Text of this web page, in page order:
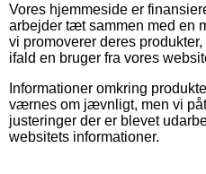
Vores hjemmeside er
arbejder tæt sammen med en
vi promoverer deres
ifald en bruger fra vores
Informationer omkring
værnes om jævnligt, men vi
justeringer der er blevet
websitets informationer.